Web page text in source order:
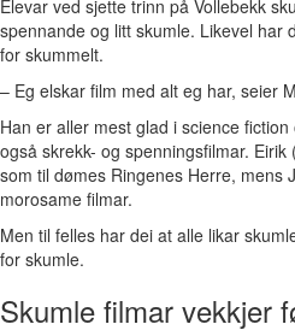
Elevar ved sjette trinn på Vollebekk
spennande og litt skumle. Likevel har
for skummelt.
– Eg elskar film med alt eg har, seier
Han er aller mest glad i science
også skrekk- og spenningsfilmar.
som til dømes Ringenes Herre, mens
morosame filmar.
Men til felles har dei at alle likar
for skumle.
Skumle filmar vekkjer